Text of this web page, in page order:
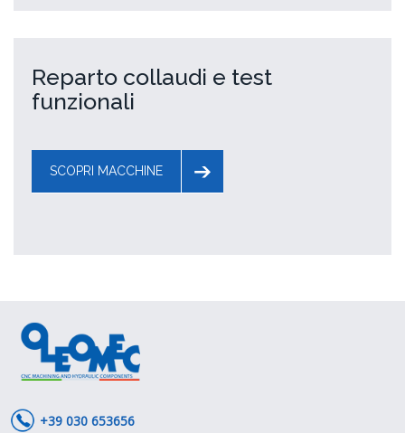
Reparto collaudi e test
funzionali
SCOPRI MACCHINE
+39 030 653656